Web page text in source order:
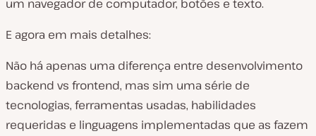
um navegador de computador, botões e texto.
E agora em mais detalhes:
Não há apenas uma diferença entre desenvolvimento
backend vs frontend, mas sim uma série de
tecnologias, ferramentas usadas, habilidades
requeridas e linguagens implementadas que as fazem